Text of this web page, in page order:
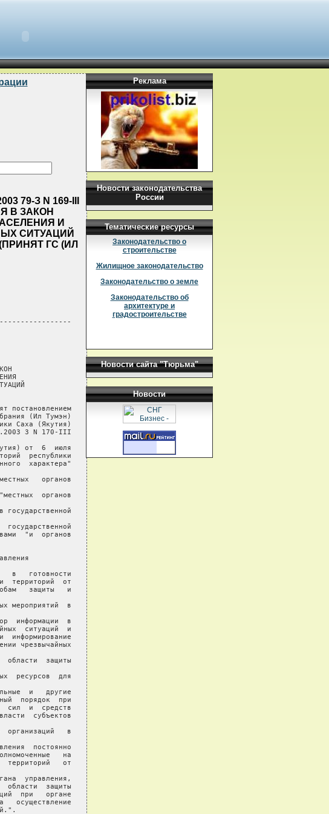
79-З N 169-III
В ЗАКОН
И
СИТУАЦИЙ
ГС (ИЛ
постановлением
(Ил Тумэн)
Саха (Якутия)
З N 170-III
от  6  июля
республики
характера"
органов
органов
государственной
государственной
"и  органов
в   готовности
территорий  от
защиты   и
мероприятий  в
информации  в
ситуаций  и
информирование
чрезвычайных
области  защиты
ресурсов  для
и   другие
порядок  при
сил  и  средств
субъектов
организаций   в
постоянно
на
территорий   от
управления,
области  защиты
при   органе
осуществление
Реклама
Новости законодательства
России
Тематические ресурсы
Законодательство о
строительстве
Жилищное законодательство
Законодательство о земле
Законодательство об
архитектуре и
градостроительстве
Новости сайта "Тюрьма"
Новости